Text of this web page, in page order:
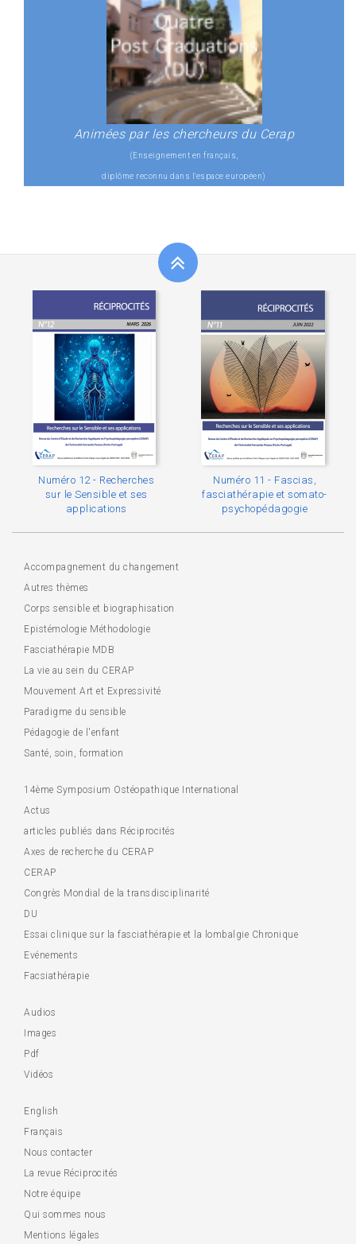
Animées par les chercheurs du Cerap
(Enseignement en français,
diplôme reconnu dans l'espace européen)
Numéro 12 - Recherches
sur le Sensible et ses
applications
Numéro 11 - Fascias,
fasciathérapie et somato-
psychopédagogie
Accompagnement du changement
Autres thèmes
Corps sensible et biographisation
Epistémologie Méthodologie
Fasciathérapie MDB
La vie au sein du CERAP
Mouvement Art et Expressivité
Paradigme du sensible
Pédagogie de l'enfant
Santé, soin, formation
14ème Symposium Ostéopathique International
Actus
articles publiés dans Réciprocités
Axes de recherche du CERAP
CERAP
Congrès Mondial de la transdisciplinarité
DU
Essai clinique sur la fasciathérapie et la lombalgie Chronique
Evénements
Facsiathérapie
Audios
Images
Pdf
Vidéos
English
Français
Nous contacter
La revue Réciprocités
Notre équipe
Qui sommes nous
Mentions légales